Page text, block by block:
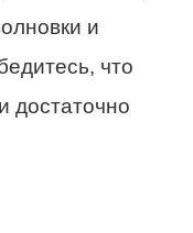
и
что
достаточно